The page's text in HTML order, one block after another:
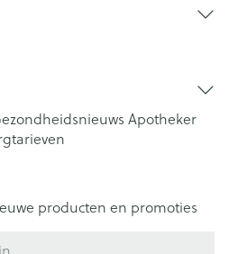
Apotheker
producten en promoties